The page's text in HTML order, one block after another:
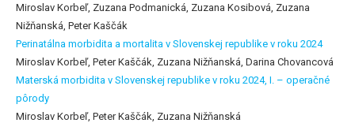
Miroslav Korbeľ, Zuzana Podmanická, Zuzana Kosibová, Zuzana
Nižňanská, Peter Kaščák
Perinatálna morbidita a mortalita v Slovenskej republike v roku 2024
Miroslav Korbeľ, Peter Kaščák, Zuzana Nižňanská, Darina Chovancová
Materská morbidita v Slovenskej republike v roku 2024, I. – operačné
pôrody
Miroslav Korbeľ, Peter Kaščák, Zuzana Nižňanská